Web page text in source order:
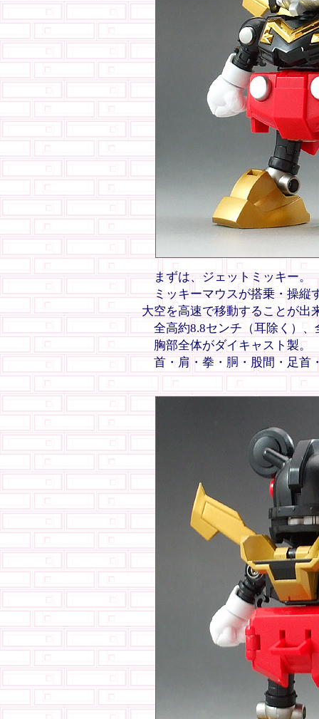
まずは、ジェットミッキー。
ミッキーマウスが搭乗・操縦
大空を高速で移動することが出
全高約8.8センチ（耳除く）、
胸部全体がダイキャスト製。
首・肩・拳・胴・股間・足首